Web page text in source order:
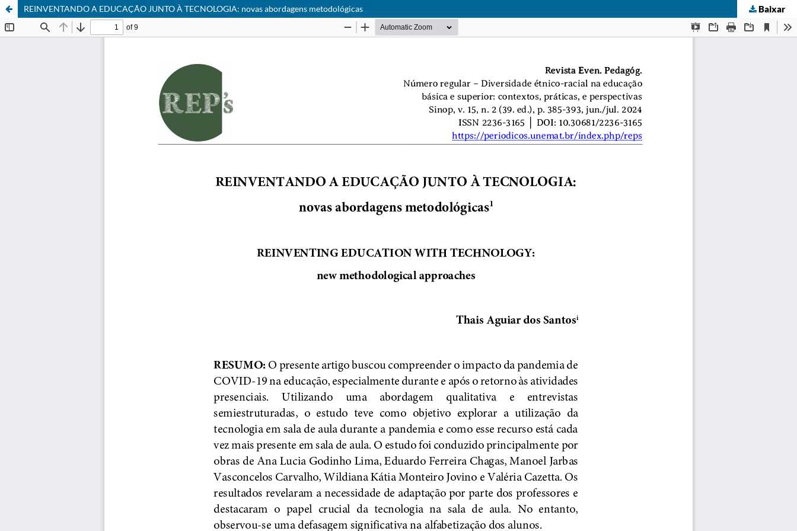
REINVENTANDO A EDUCAÇÃO JUNTO À TECNOLOGIA: novas abordagens metodológicas Baixar